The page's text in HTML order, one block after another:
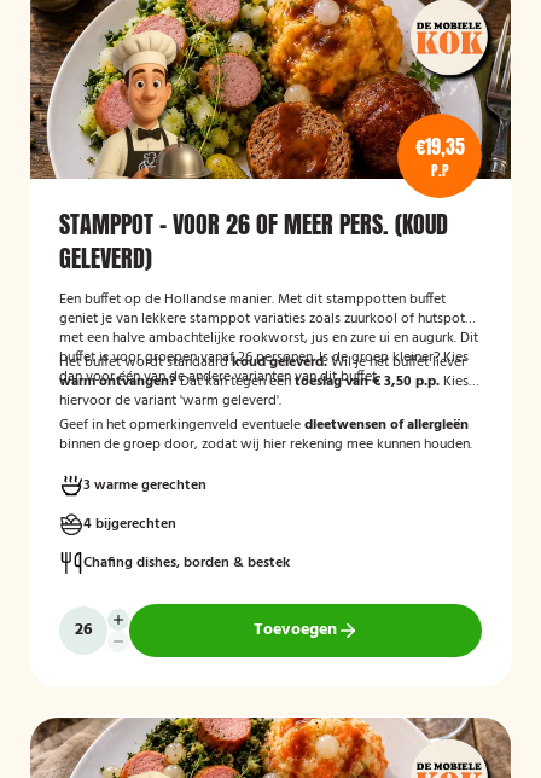
€19,35
P.P
STAMPPOT - VOOR 26 OF MEER PERS. (KOUD
GELEVERD)
Een buffet op de Hollandse manier. Met dit stamppotten buffet
geniet je van lekkere stamppot variaties zoals zuurkool of hutspot
met een halve ambachtelijke rookworst, jus en zure ui en augurk. Dit
buffet is voor groepen vanaf 26 personen. Is de groep kleiner? Kies
dan voor één van de andere varianten van dit buffet.
Het buffet wordt standaardkoud geleverd.Wil je het buffet liever
warm ontvangen?Dat kan tegen eentoeslag van € 3,50 p.p. Kies
hiervoor de variant 'warm geleverd'.
Geef in het opmerkingenveld eventueledieetwensen of allergieën
binnen de groep door, zodat wij hier rekening mee kunnen houden.
3 warme gerechten
4 bijgerechten
Chafing dishes, borden & bestek
Toevoegen